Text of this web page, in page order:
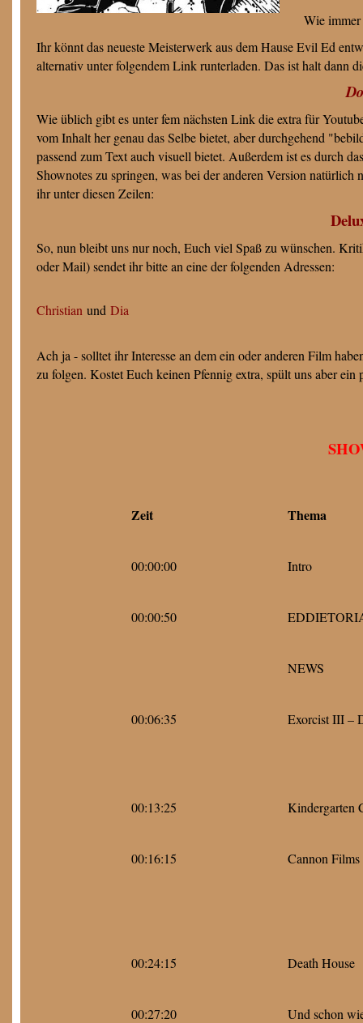
Wie immer
Ihr könnt das neueste Meisterwerk aus dem Hause Evil Ed
alternativ unter folgendem Link runterladen. Das ist halt dann
Wie üblich gibt es unter fem nächsten Link die extra für
vom Inhalt her genau das Selbe bietet, aber durchgehend
passend zum Text auch visuell bietet. Außerdem ist es durch
Shownotes zu springen, was bei der anderen Version
ihr unter diesen Zeilen:
So, nun bleibt uns nur noch, Euch viel Spaß zu wünschen.
oder Mail) sendet ihr bitte an eine der folgenden Adressen:
Christian und Dia
Ach ja - solltet ihr Interesse an dem ein oder anderen Film
zu folgen. Kostet Euch keinen Pfennig extra, spült uns aber ein
Zeit Thema
00:00:00 Intro
00:00:50
NEWS
00:06:35 Exorcist III –
00:13:25 Kindergarten
00:16:15 Cannon Films
00:24:15 Death House
00:27:20
Und schon